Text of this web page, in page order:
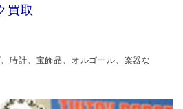
買取
時計、宝飾品、オルゴール、楽器な